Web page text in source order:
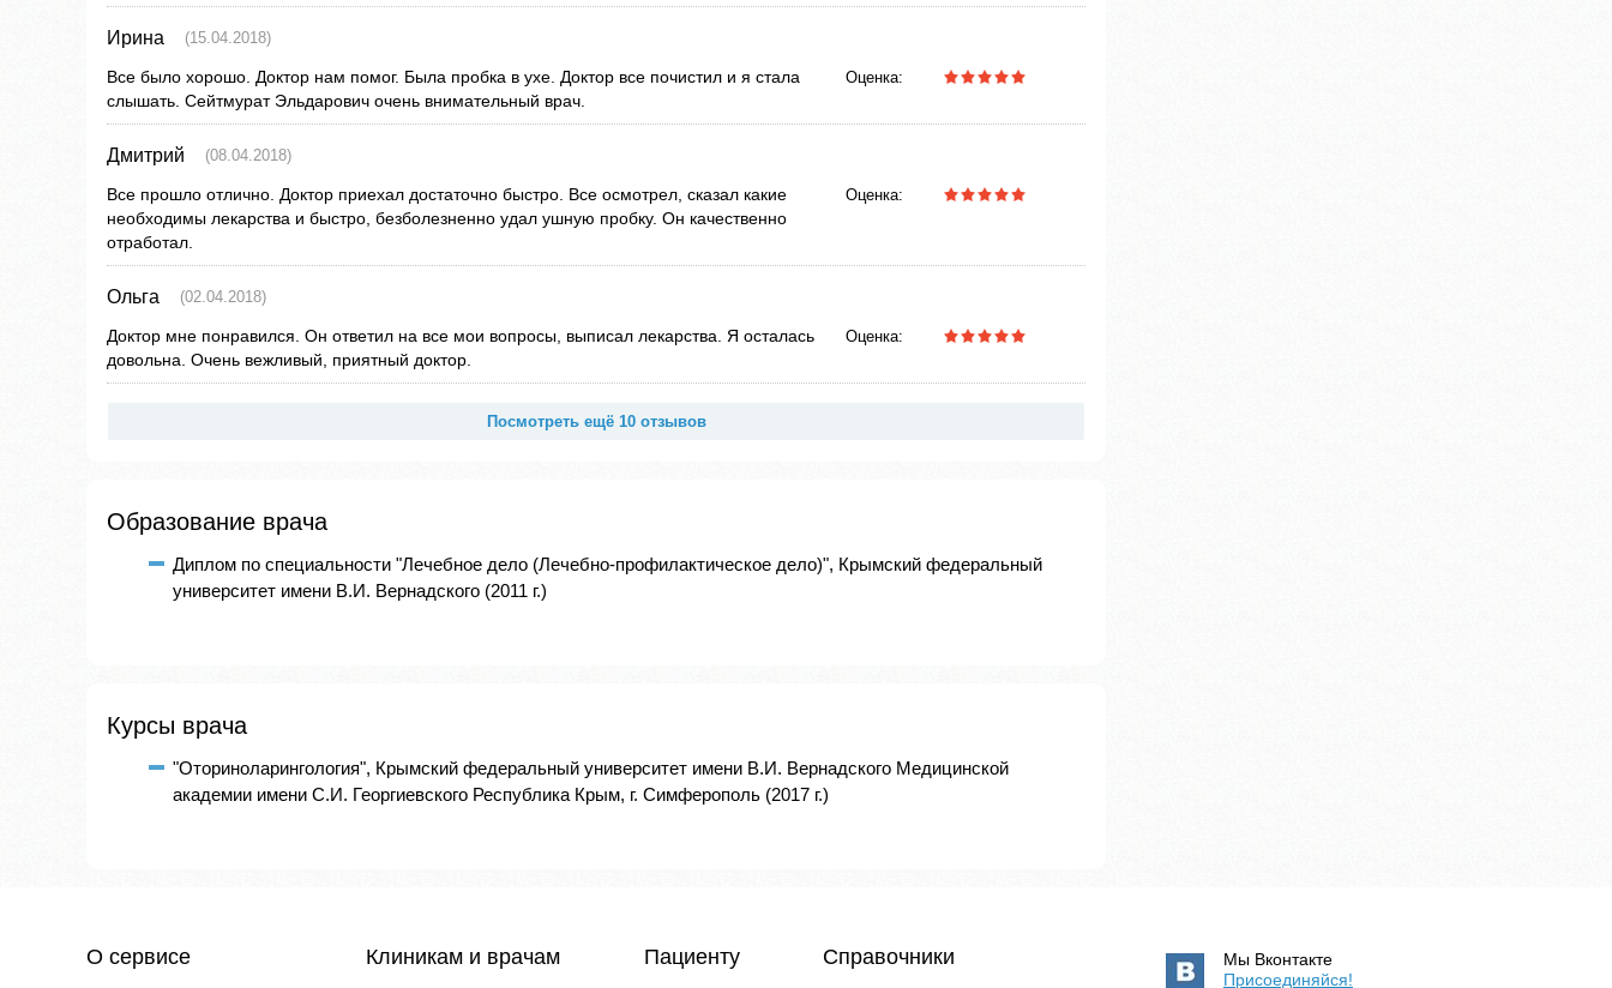
Ирина (15.04.2018)
Все было хорошо. Доктор нам помог. Была пробка в ухе. Доктор все почистил и я стала
слышать. Сейтмурат Эльдарович очень внимательный врач.
Оценка:
Дмитрий (08.04.2018)
Все прошло отлично. Доктор приехал достаточно быстро. Все осмотрел, сказал какие
необходимы лекарства и быстро, безболезненно удал ушную пробку. Он качественно
отработал.
Оценка:
Ольга (02.04.2018)
Доктор мне понравился. Он ответил на все мои вопросы, выписал лекарства. Я осталась
довольна. Очень вежливый, приятный доктор.
Оценка:
Посмотреть ещё 10 отзывов
Образование врача
Диплом по специальности "Лечебное дело (Лечебно-профилактическое дело)", Крымский федеральный
университет имени В.И. Вернадского (2011 г.)
Курсы врача
"Оториноларингология", Крымский федеральный университет имени В.И. Вернадского Медицинской
академии имени С.И. Георгиевского Республика Крым, г. Симферополь (2017 г.)
О сервисе Клиникам и врачам Пациенту Справочники
Мы Вконтакте
Присоединяйся!